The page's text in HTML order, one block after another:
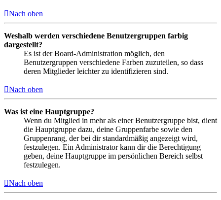
Nach oben
Weshalb werden verschiedene Benutzergruppen farbig
dargestellt?
Es ist der Board-Administration möglich, den
Benutzergruppen verschiedene Farben zuzuteilen, so dass
deren Mitglieder leichter zu identifizieren sind.
Nach oben
Was ist eine Hauptgruppe?
Wenn du Mitglied in mehr als einer Benutzergruppe bist, dient
die Hauptgruppe dazu, deine Gruppenfarbe sowie den
Gruppenrang, der bei dir standardmäßig angezeigt wird,
festzulegen. Ein Administrator kann dir die Berechtigung
geben, deine Hauptgruppe im persönlichen Bereich selbst
festzulegen.
Nach oben